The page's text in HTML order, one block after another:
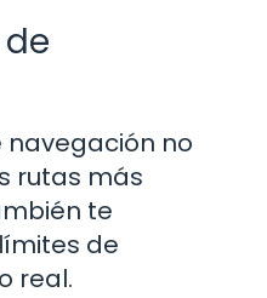
navegación no
rutas más
te
de
real.